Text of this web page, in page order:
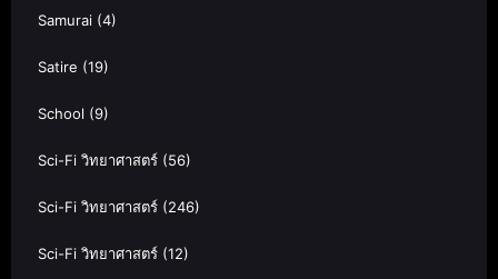
Samurai (4)
Satire (19)
School (9)
Sci-Fi วิทยาศาสตร์ (56)
Sci-Fi วิทยาศาสตร์ (246)
Sci-Fi วิทยาศาสตร์ (12)